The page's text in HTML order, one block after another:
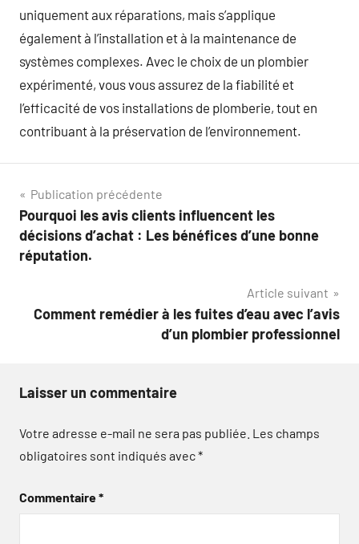
uniquement aux réparations, mais s’applique
également à l’installation et à la maintenance de
systèmes complexes. Avec le choix de un plombier
expérimenté, vous vous assurez de la fiabilité et
l’efficacité de vos installations de plomberie, tout en
contribuant à la préservation de l’environnement.
Navigation
de
l’article
Publication précédente
Pourquoi les avis clients influencent les
décisions d’achat : Les bénéfices d’une bonne
réputation.
Article suivant
Comment remédier à les fuites d’eau avec l’avis
d’un plombier professionnel
Laisser un commentaire
Votre adresse e-mail ne sera pas publiée. Les champs
obligatoires sont indiqués avec*
Commentaire*